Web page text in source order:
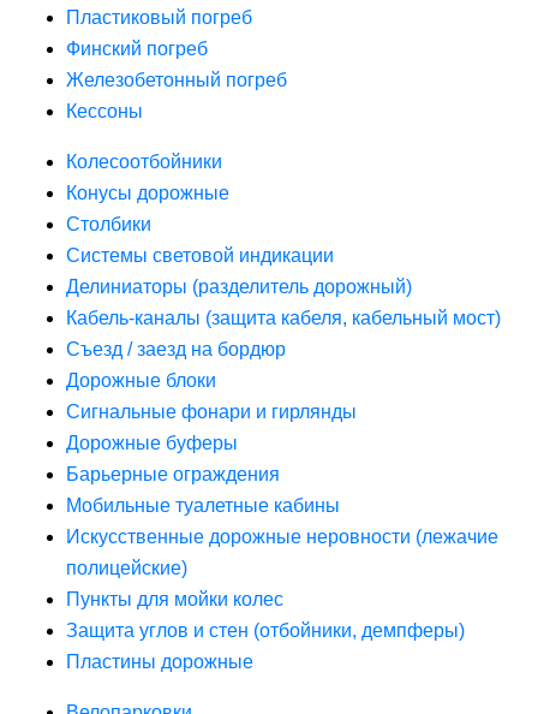
Пластиковый погреб
Финский погреб
Железобетонный погреб
Кессоны
Колесоотбойники
Конусы дорожные
Столбики
Системы световой индикации
Делиниаторы (разделитель дорожный)
Кабель-каналы (защита кабеля, кабельный мост)
Съезд / заезд на бордюр
Дорожные блоки
Сигнальные фонари и гирлянды
Дорожные буферы
Барьерные ограждения
Мобильные туалетные кабины
Искусственные дорожные неровности (лежачие
полицейские)
Пункты для мойки колес
Защита углов и стен (отбойники, демпферы)
Пластины дорожные